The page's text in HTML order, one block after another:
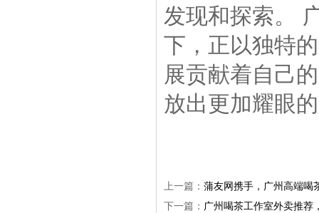
发现和探索。
下，正以独特
展贡献着自己
放出更加耀眼
上一篇： 蒲友网携手，广州高端喝
下一篇： 广州喝茶工作室外卖推荐